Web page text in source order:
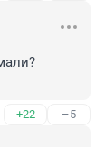
+22 –5